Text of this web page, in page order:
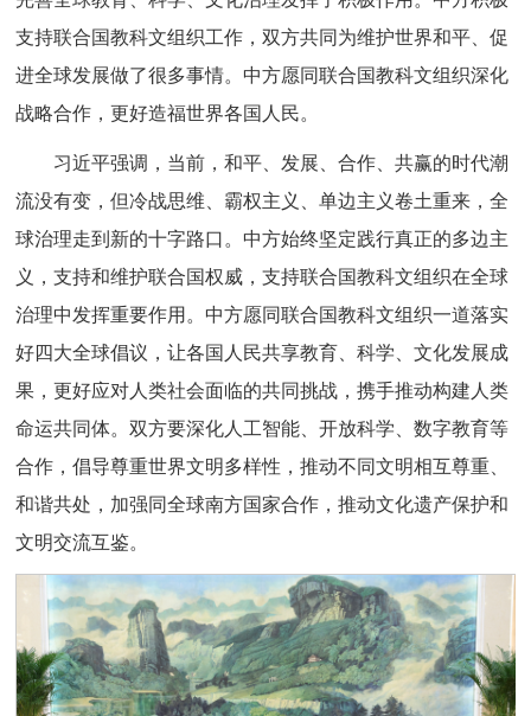
支持联合国教科文组织工作，双方共同为维护世界和平、促
进全球发展做了很多事情。中方愿同联合国教科文组织深化
战略合作，更好造福世界各国人民。
习近平强调，当前，和平、发展、合作、共赢的时代潮
流没有变，但冷战思维、霸权主义、单边主义卷土重来，全
球治理走到新的十字路口。中方始终坚定践行真正的多边主
义，支持和维护联合国权威，支持联合国教科文组织在全球
治理中发挥重要作用。中方愿同联合国教科文组织一道落实
好四大全球倡议，让各国人民共享教育、科学、文化发展成
果，更好应对人类社会面临的共同挑战，携手推动构建人类
命运共同体。双方要深化人工智能、开放科学、数字教育等
合作，倡导尊重世界文明多样性，推动不同文明相互尊重、
和谐共处，加强同全球南方国家合作，推动文化遗产保护和
文明交流互鉴。